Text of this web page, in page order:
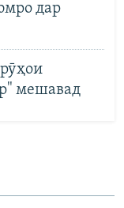
дар
мешавад